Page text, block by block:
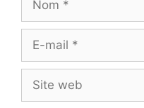
mail
web